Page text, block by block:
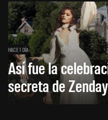
HACE 1 DÍA
Así fue la
secreta de